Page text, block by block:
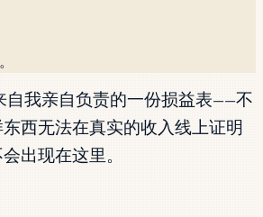
自我亲自负责的一份损益表——不
西无法在真实的收入线上证明
出现在这里。